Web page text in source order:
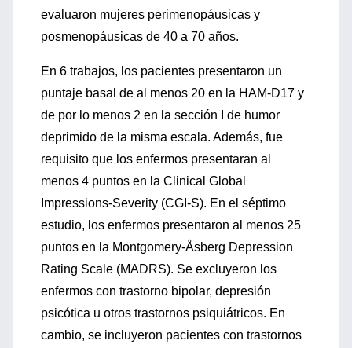
evaluaron mujeres perimenopáusicas y
posmenopáusicas de 40 a 70 años.
En 6 trabajos, los pacientes presentaron un
puntaje basal de al menos 20 en la HAM-D17 y
de por lo menos 2 en la sección I de humor
deprimido de la misma escala. Además, fue
requisito que los enfermos presentaran al
menos 4 puntos en la Clinical Global
Impressions-Severity (CGI-S). En el séptimo
estudio, los enfermos presentaron al menos 25
puntos en la Montgomery-Åsberg Depression
Rating Scale (MADRS). Se excluyeron los
enfermos con trastorno bipolar, depresión
psicótica u otros trastornos psiquiátricos. En
cambio, se incluyeron pacientes con trastornos